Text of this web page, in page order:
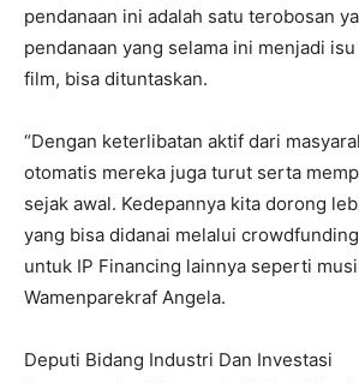
pendanaan ini adalah satu terobosan
pendanaan yang selama ini menjadi
film, bisa dituntaskan.
“Dengan keterlibatan aktif dari
otomatis mereka juga turut serta
sejak awal. Kedepannya kita dorong
yang bisa didanai melalui
untuk IP Financing lainnya seperti
Wamenparekraf Angela.
Deputi Bidang Industri Dan Investasi